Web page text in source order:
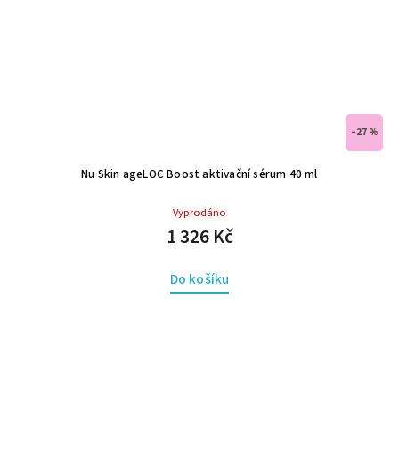
–27 %
Nu Skin ageLOC Boost aktivační sérum 40 ml
Vyprodáno
1 326 Kč
Do košíku